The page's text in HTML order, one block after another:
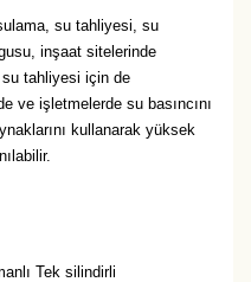
su tahliyesi, su
inşaat sitelerinde
su tahliyesi için de
ve işletmelerde su basıncını
kullanarak yüksek
Tek silindirli